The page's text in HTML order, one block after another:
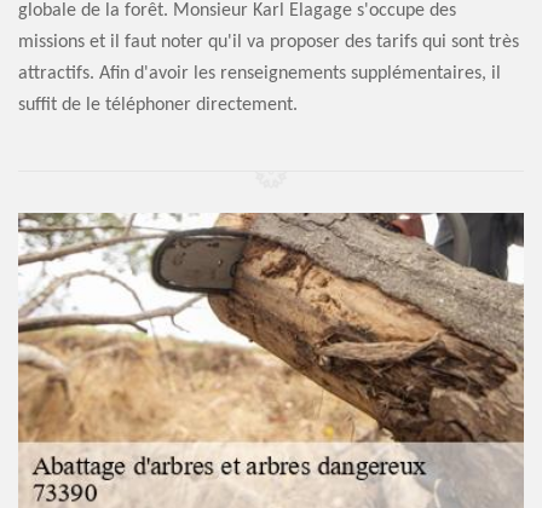
globale de la forêt. Monsieur Karl Elagage s'occupe des
missions et il faut noter qu'il va proposer des tarifs qui sont très
attractifs. Afin d'avoir les renseignements supplémentaires, il
suffit de le téléphoner directement.